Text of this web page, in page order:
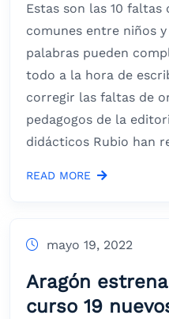
Estas son las 10
comunes entre niños
palabras pueden
todo a la hora de
corregir las faltas de
pedagogos de la
didácticos Rubio han
READ MORE
mayo 19, 2022
Aragón
curso 19